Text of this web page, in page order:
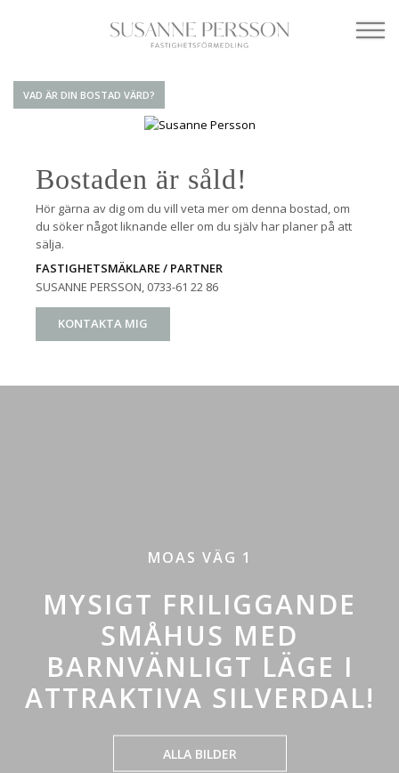
VAD ÄR DIN BOSTAD VÄRD?
Bostaden är såld!
Hör gärna av dig om du vill veta mer om denna bostad, om
du söker något liknande eller om du själv har planer på att
sälja.
FASTIGHETSMÄKLARE / PARTNER
SUSANNE PERSSON, 0733-61 22 86
KONTAKTA MIG
MOAS VÄG 1
MYSIGT FRILIGGANDE
SMÅHUS MED
BARNVÄNLIGT LÄGE I
ATTRAKTIVA SILVERDAL!
ALLA BILDER